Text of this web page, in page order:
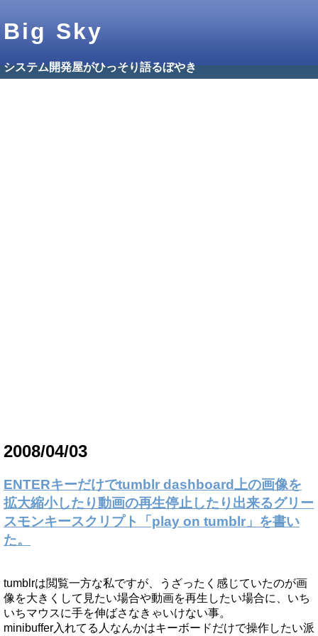
Big Sky
システム開発屋がひっそり語るぼやき
2008/04/03
ENTERキーだけでtumblr dashboard上の画像を
拡大縮小したり動画の再生停止したり出来るグリー
スモンキースクリプト「play on tumblr」を書い
た。
tumblrは閲覧一方な私ですが、うざったく感じていたのが画
像を大きくして見たい場合や動画を再生したい場合に、いち
いちマウスに手を伸ばさなきゃいけない事。
minibuffer入れてる人なんかはキーボードだけで操作したい派